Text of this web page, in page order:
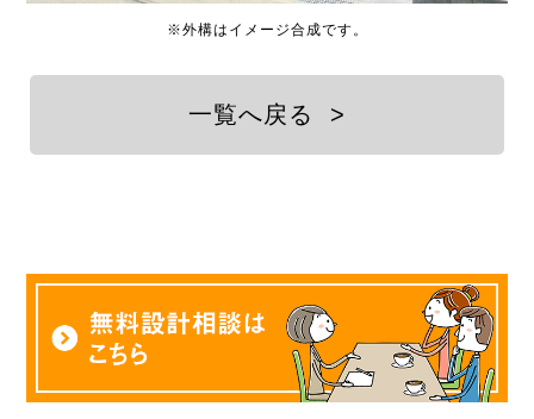
※外構はイメージ合成です。
一覧へ戻る >